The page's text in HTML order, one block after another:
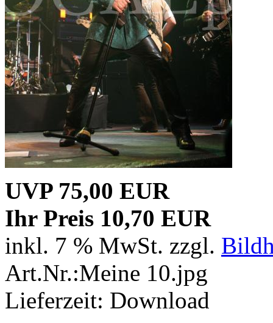
UVP 75,00 EUR
Ihr Preis 10,70 EUR
inkl. 7 % MwSt. zzgl.
Art.Nr.:Meine 10.jpg
Lieferzeit: Download